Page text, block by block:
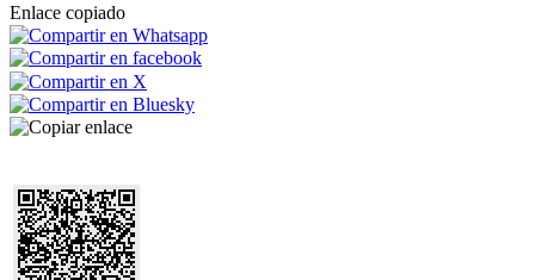
Enlace copiado